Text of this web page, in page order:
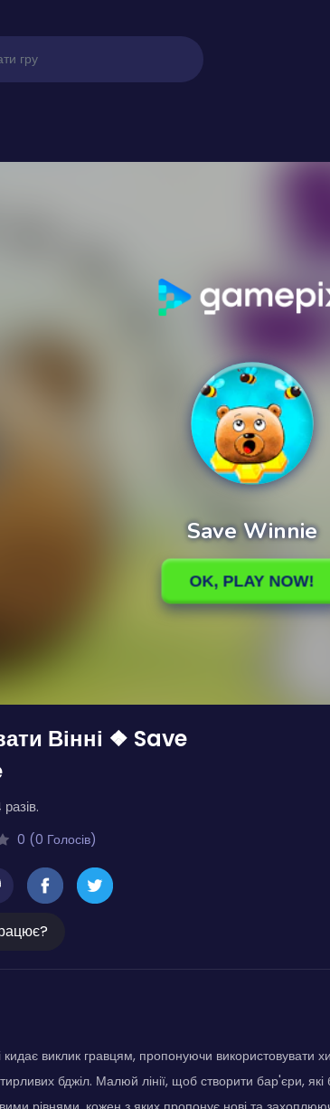
Вінні ❖ Save
0 (0 Голосів)
кидає виклик гравцям, пропонуючи використовувати
бджіл. Малюй лінії, щоб створити бар'єри,